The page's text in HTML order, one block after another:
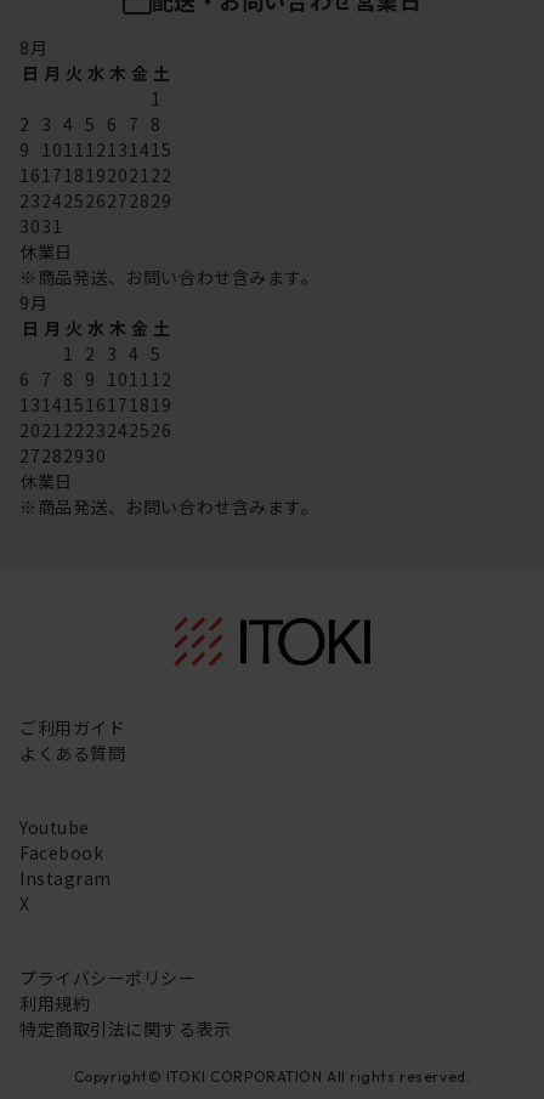
8月
日 月 火 水 木 金 土
1
2 3 4 5 6 7 8
9 101112131415
16171819202122
23242526272829
3031
休業日
※商品発送、お問い合わせ含みます。
9月
日 月 火 水 木 金 土
1 2 3 4 5
6 7 8 9 101112
13141516171819
20212223242526
27282930
休業日
※商品発送、お問い合わせ含みます。
ご利用ガイド
よくある質問
Youtube
Facebook
Instagram
X
プライバシーポリシー
利用規約
特定商取引法に関する表示
Copyright© ITOKI CORPORATION All rights reserved.